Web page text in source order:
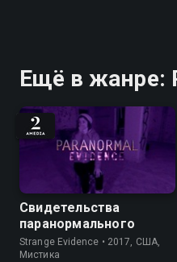
Ещё в жанре:
Свидетельства
паранормального
Strange Evidence • 2017, США,
Мистика